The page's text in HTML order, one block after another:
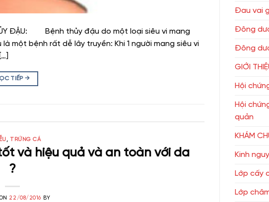
ĐẬU: Bệnh thủy đậu do một loại siêu vi mang
một bệnh rất dễ lây truyền: Khi 1 người mang siêu vi
TIẾP→
, TRỨNG CÁ
và hiệu quả và an toàn với da
?
22/08/2016 BY
Đau vai
Đông
Đông
GIỚI
Hội
Hội
quản
KHÁM
Kinh
Lớp cấy
Lớp